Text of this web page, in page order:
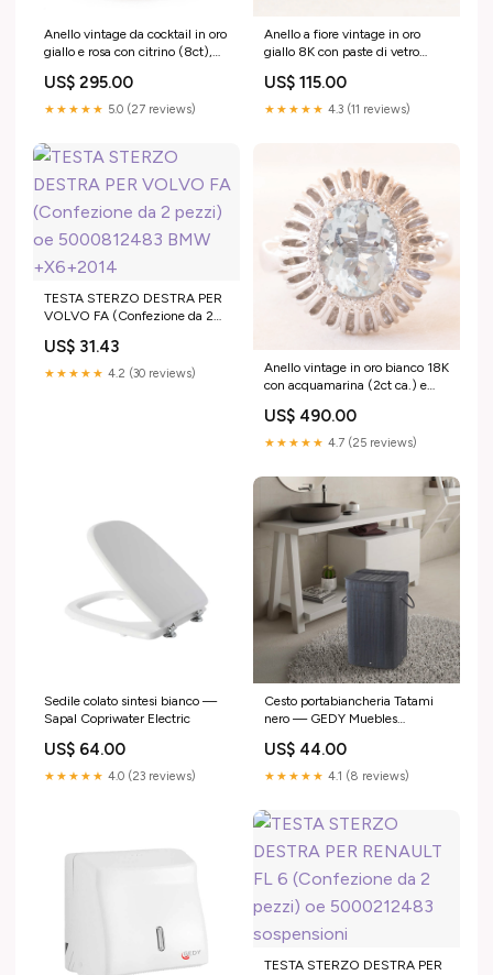
Anello vintage da cocktail in oro
giallo e rosa con citrino (8ct),
Preziose_d_Rubini
US$ 295.00
★★★★★ 5.0 (27 reviews)
Anello a fiore vintage in oro
giallo 8K con paste di vetro
(0.40ctw ca.), anni ‘50/‘60
BDisponibilità_d_Non
US$ 115.00
★★★★★ 4.3 (11 reviews)
TESTA STERZO DESTRA PER
VOLVO FA (Confezione da 2
+X6+2014
US$ 31.43
★★★★★ 4.2 (30 reviews)
Anello vintage in oro bianco 18K
con acquamarina (2ct ca.) e
(0.12ctw ca.), anni ‘80/‘90
ACategoria_d_Spille
US$ 490.00
★★★★★ 4.7 (25 reviews)
Sedile colato sintesi bianco —
Sapal Copriwater Electric
US$ 64.00
★★★★★ 4.0 (23 reviews)
Cesto portabiancheria Tatami
nero — GEDY Muebles
US$ 44.00
★★★★★ 4.1 (8 reviews)
TESTA STERZO DESTRA PER